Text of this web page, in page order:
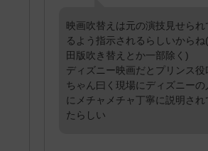
映画吹替えは元の演技見せら
るよう指示されるらしいから
田版吹き替えとか一部除く)
ディズニー映画だとプリンス
ちゃん曰く現場にディズニーの
にメチャメチャ丁寧に説明さ
たらしい